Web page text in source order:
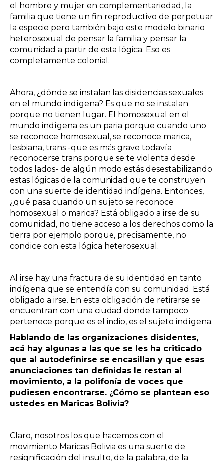
el hombre y mujer en complementariedad, la
familia que tiene un fin reproductivo de perpetuar
la especie pero también bajo este modelo binario
heterosexual de pensar la familia y pensar la
comunidad a partir de esta lógica. Eso es
completamente colonial.
Ahora, ¿dónde se instalan las disidencias sexuales
en el mundo indígena? Es que no se instalan
porque no tienen lugar. El homosexual en el
mundo indígena es un paria porque cuando uno
se reconoce homosexual, se reconoce marica,
lesbiana, trans -que es más grave todavía
reconocerse trans porque se te violenta desde
todos lados- de algún modo estás desestabilizando
estas lógicas de la comunidad que te construyen
con una suerte de identidad indígena. Entonces,
¿qué pasa cuando un sujeto se reconoce
homosexual o marica? Está obligado a irse de su
comunidad, no tiene acceso a los derechos como la
tierra por ejemplo porque, precisamente, no
condice con esta lógica heterosexual.
Al irse hay una fractura de su identidad en tanto
indígena que se entendía con su comunidad. Está
obligado a irse. En esta obligación de retirarse se
encuentran con una ciudad donde tampoco
pertenece porque es el indio, es el sujeto indígena.
Hablando de las organizaciones disidentes,
acá hay algunas a las que se les ha criticado
que al autodefinirse se encasillan y que esas
anunciaciones tan definidas le restan al
movimiento, a la polifonía de voces que
pudiesen encontrarse. ¿Cómo se plantean eso
ustedes en Maricas Bolivia?
Claro, nosotros los que hacemos con el
movimiento Maricas Bolivia es una suerte de
resignificación del insulto, de la palabra, de la